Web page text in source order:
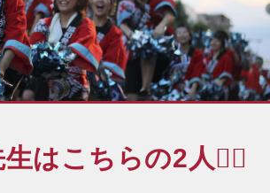
はこちらの2人💁‍♀️